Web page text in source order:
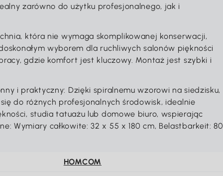
zarówno do użytku profesjonalnego, jak i
która nie wymaga skomplikowanej konserwacji,
wyborem dla ruchliwych salonów piękności
gdzie komfort jest kluczowy. Montaż jest szybki i
i praktyczny: Dzięki spiralnemu wzorowi na siedzisku,
do różnych profesjonalnych środowisk, idealnie
studia tatuażu lub domowe biuro, wspierając
Wymiary całkowite: 32 x 55 x 180 cm, Belastbarkeit: 80
HOMCOM